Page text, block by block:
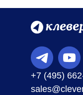
+7 (495)